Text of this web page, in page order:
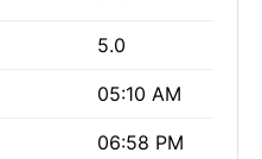
5.0
05:10 AM
06:58 PM